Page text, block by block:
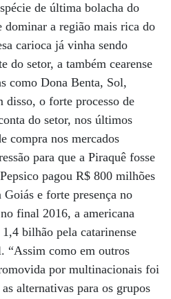
de última bolacha do
dominar a região mais rica do
carioca já vinha sendo
do setor, a também cearense
como Dona Benta, Sol,
o forte processo de
do setor, nos últimos
compra nos mercados
para que a Piraquê fosse
pagou R$ 800 milhões
e forte presença no
final 2016, a americana
bilhão pela catarinense
“Assim como em outros
por multinacionais foi
alternativas para os grupos